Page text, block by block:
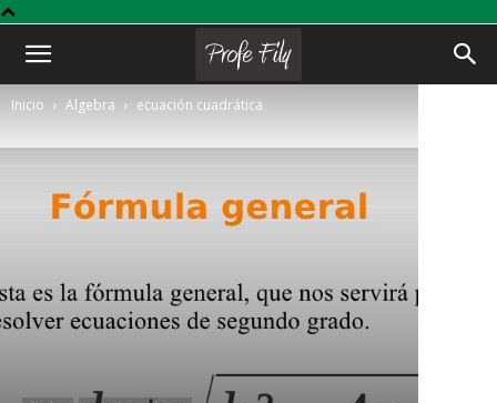
Profe
Inicio Algebra ecuación cuadrática